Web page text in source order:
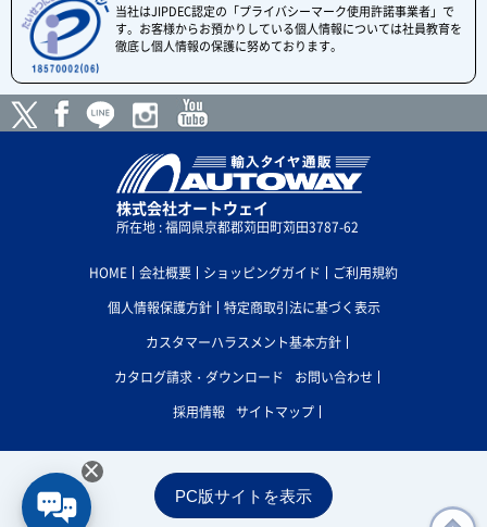
当社はJIPDEC認定の「プライバシーマーク使用許諾事業者」で
す。お客様からお預かりしている個人情報については社員教育を
徹底し個人情報の保護に努めております。
株式会社オートウェイ
所在地 : 福岡県京都郡苅田町苅田3787-62
HOME 会社概要 ショッピングガイド
ご利用規約
個人情報保護方針
特定商取引法に基づく表示
カスタマーハラスメント基本方針
カタログ請求・ダウンロード
お問い合わせ
採用情報
サイトマップ
PC版サイトを表示
×